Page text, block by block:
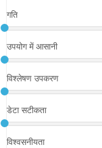
गति
उपयोग में आसानी
विश्लेषण उपकरण
डेटा सटीकता
विश्वसनीयता